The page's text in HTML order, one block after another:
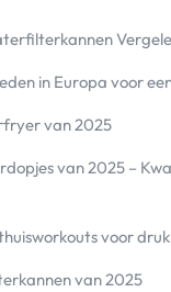
in Europa voor
van 2025
van 2025 –
voor
van 2025